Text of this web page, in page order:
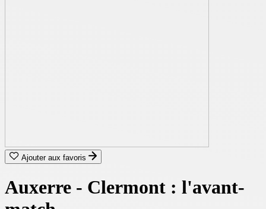
Ajouter aux favoris
Auxerre - Clermont : l'avant-